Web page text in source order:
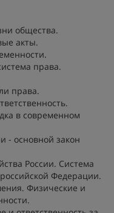
общества.
акты.
права.
права.
в современном
- основной закон
России. Система
Федерации.
Физические и